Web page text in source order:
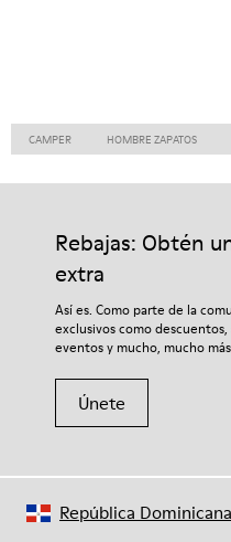
CAMPER HOMBRE ZAPATOS
Rebajas: Obtén
extra
Así es. Como parte de la
exclusivos como
eventos y mucho, mucho
Únete
República Dominicana